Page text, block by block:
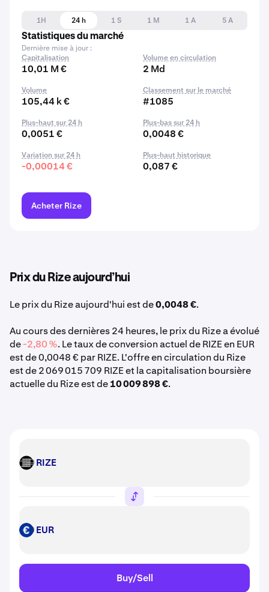
1H 24 h 1 S 1 M 1 A
5 A
Statistiques du marché
Dernière mise à jour :
Capitalisation
10,01 M €
Volume en circulation
2 Md
Volume
105,44 k €
Classement sur le marché
#1085
Plus-haut sur 24 h
0,0051 €
Plus-bas sur 24 h
0,0048 €
Variation sur 24 h
-0,00014 €
Plus-haut historique
0,087 €
Acheter Rize
Prix du Rize aujourd’hui
Le prix du Rize aujourd'hui est de0,0048 €.
Au cours des dernières 24 heures, le prix du Rize a évolué
de-2,80 %. Le taux de conversion actuel de RIZE en EUR
est de 0,0048 € par RIZE. L'offre en circulation du Rize
est de 2 069 015 709 RIZE et la capitalisation boursière
actuelle du Rize est de10 009 898 €.
RIZE RIZE
EUR EUR
Buy/Sell